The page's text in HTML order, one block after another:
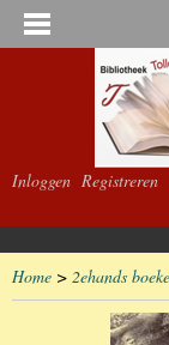
Inloggen Registreren
Home > 2ehands